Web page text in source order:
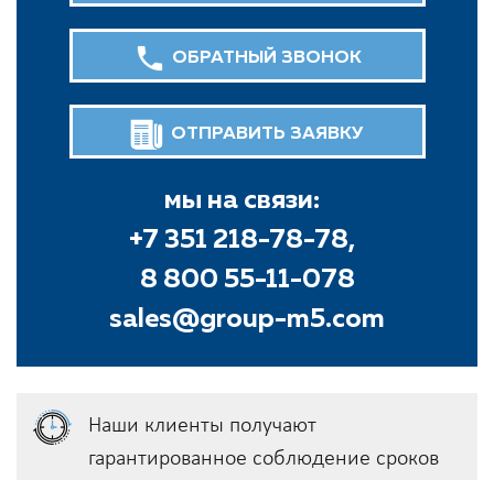
ОБРАТНЫЙ ЗВОНОК
ОТПРАВИТЬ ЗАЯВКУ
мы на связи:
+7 351 218-78-78,
8 800 55-11-078
sales@group-m5.com
Наши клиенты получают
гарантированное соблюдение сроков